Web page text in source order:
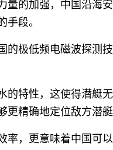
量的加强，中国沿海
手段。
的极低频电磁波探测
的特性，这使得潜艇
精确地定位敌方潜艇
率，更意味着中国可